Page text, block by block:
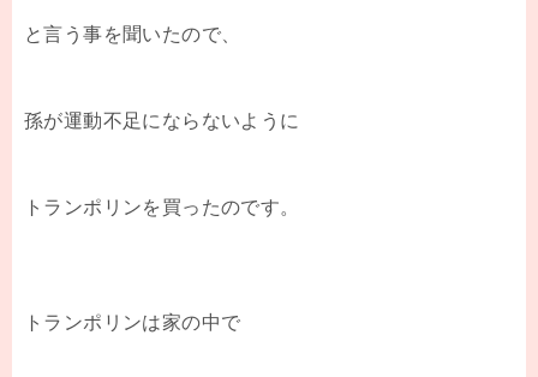
と言う事を聞いたので、
孫が運動不足にならないように
トランポリンを買ったのです。
トランポリンは家の中で